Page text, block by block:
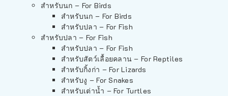
สำหรับนก – For Birds
สำหรับนก – For Birds
สำหรับปลา – For Fish
สำหรับปลา – For Fish
สำหรับปลา – For Fish
สำหรับสัตว์เลื้อยคลาน – For Reptiles
สำหรับกิ้งก่า – For Lizards
สำหรับงู – For Snakes
สำหรับเต่าน้ำ – For Turtles